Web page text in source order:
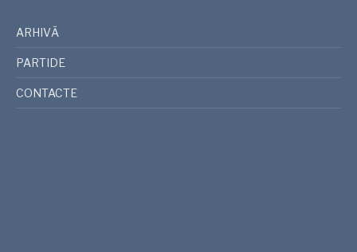
ARHIVĂ
PARTIDE
CONTACTE